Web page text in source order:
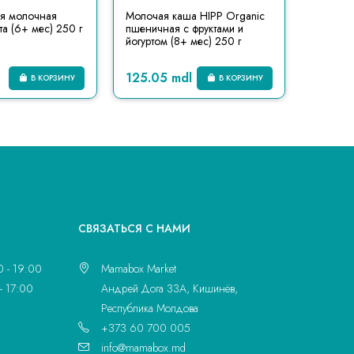
молочная
(6+ мес) 250 г
В КОРЗИНУ
Молочая каша HIPP Organic
пшеничная с фруктами и
йогуртом (8+ мес) 250 г
125.05 mdl В КОРЗИНУ
- 19:00
17:00
CВЯЗАТЬСЯ С НАМИ
Mamabox Market
Андрей Дога 33A, Кишинёв,
Республика Молдова
+373 60 700 005
info@mamabox.md